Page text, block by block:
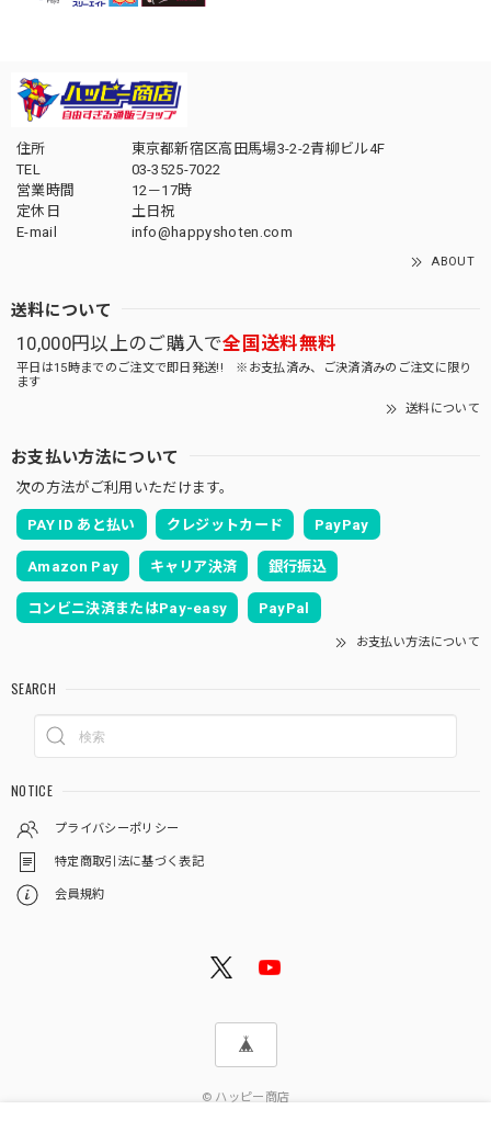
住所
東京都新宿区高田馬場3-2-2青柳ビル4F
TEL
03-3525-7022
営業時間
12－17時
定休日
土日祝
E-mail
info@happyshoten.com
ABOUT
送料について
10,000円以上のご購入で全国送料無料
平日は15時までのご注文で即日発送!! ※お支払済み、ご決済済みのご注文に限り
ます
送料について
お支払い方法について
次の方法がご利用いただけます。
PAY ID あと払い クレジットカード PayPay
Amazon Pay キャリア決済 銀行振込
コンビニ決済またはPay-easy PayPal
お支払い方法について
SEARCH
NOTICE
プライバシーポリシー
特定商取引法に基づく表記
会員規約
© ハッピー商店